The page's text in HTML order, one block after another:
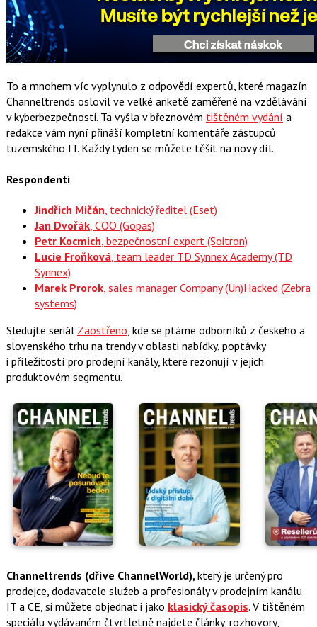
To a mnohem víc vyplynulo z odpovědí expertů, které magazín
Channeltrends oslovil ve velké anketě zaměřené na vzdělávání
v kyberbezpečnosti. Ta vyšla v březnovém tištěném vydánía
redakce vám nyní přináší kompletní komentáře zástupců
tuzemského IT. Každý týden se můžete těšit na nový díl.
Respondenti
Jindřich Mičán , technický ředitel (Eset)
Jan Dvořák, COO (Gopas)
Petr Kocmich , bezpečnostní expert (Soitron)
Lucie Froňková , team leader TD Synnex Academy (TD
Synnex)
Marek Prorok, sales manager Company (Un)Hacked (Zebra
systems)
Sledujte seriál Zaostřeno , kde se ptáme odborníků z českého a
slovenského trhu na trendy v oblasti nabídky, poptávky
i příležitostí pro prodejní kanály, které rezonují v jejich
produktovém segmentu.
Channeltrends (dříve ChannelWorld), který je určený pro
prodejce, dodavatele služeb a profesionály v prodejním kanálu
IT a CE, si můžete objednat i jako klasický časopis. V tištěném
speciálu vydávaném čtvrtletně najdete články, rozhovory,